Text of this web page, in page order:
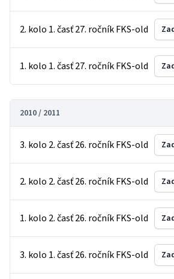
2. kolo 1. časť 27. ročník FKS-old
1. kolo 1. časť 27. ročník FKS-old
2010 / 2011
3. kolo 2. časť 26. ročník FKS-old
2. kolo 2. časť 26. ročník FKS-old
1. kolo 2. časť 26. ročník FKS-old
3. kolo 1. časť 26. ročník FKS-old